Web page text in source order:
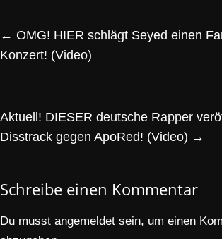
← OMG! HIER schlägt Seyed einen
Konzert! (Video)
Aktuell! DIESER deutsche Rapper
Disstrack gegen ApoRed! (Video) →
Schreibe einen Kommentar
Du musst angemeldet sein, um einen